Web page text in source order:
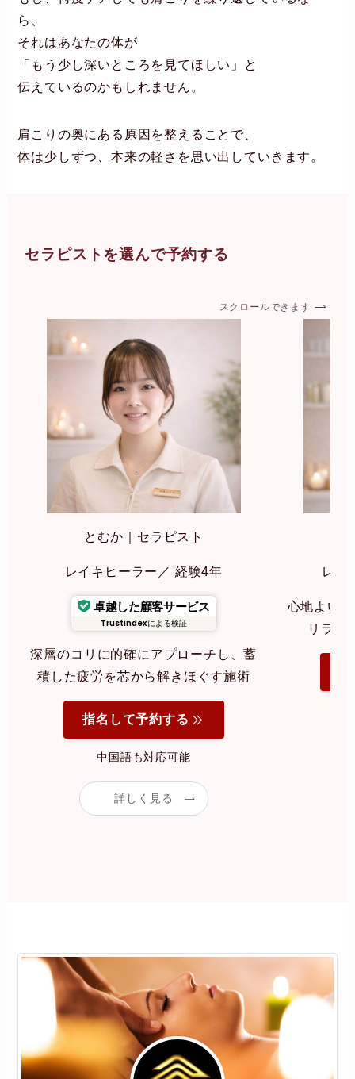
ら、
それはあなたの体が
「もう少し深いところを見てほしい」と
伝えているのかもしれません。
肩こりの奥にある原因を整えることで、
体は少しずつ、本来の軽さを思い出していきます。
セラピストを選んで予約する
スクロールできます
とむか｜セラピスト
レイキヒーラー／ 経験4年
卓越した顧客サービス
Trustindexによる検証
深層のコリに的確にアプローチし、蓄
積した疲労を芯から解きほぐす施術
指名して予約する
中国語も対応可能
詳しく見る
レイ
心地よい
リラク